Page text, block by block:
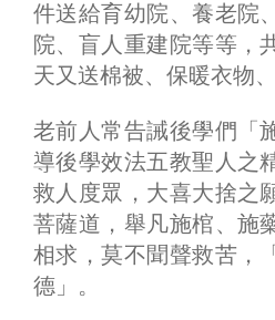
件送給育幼院、養老院
院、盲人重建院等等，
天又送棉被、保暖衣物、
老前人常告誡後學們「
導後學效法五教聖人之
救人度眾，大喜大捨之
菩薩道，舉凡施棺、施
相求，莫不聞聲救苦，
德」。